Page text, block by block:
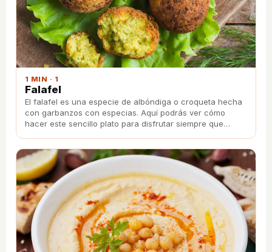
1 MIN · 1
Falafel
El falafel es una especie de albóndiga o croqueta hecha
con garbanzos con especias. Aquí podrás ver cómo
hacer este sencillo plato para disfrutar siempre que